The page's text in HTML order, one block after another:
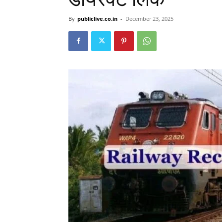
By publiclive.co.in - December 23, 2025